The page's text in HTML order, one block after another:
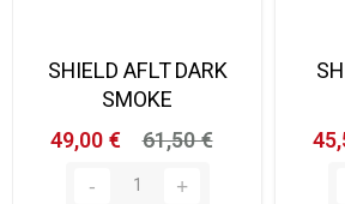
SHIELD AFLT DARK
SMOKE
49,00 €
61,50 €